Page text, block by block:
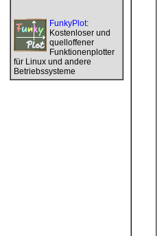
FunkyPlot:
Kostenloser und
quelloffener
Funktionenplotter
für Linux und andere
Betriebssysteme